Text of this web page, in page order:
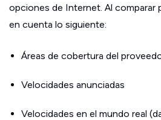
opciones de Internet. Al comparar
en cuenta lo siguiente:
Áreas de cobertura del
Velocidades anunciadas
Velocidades en el mundo real